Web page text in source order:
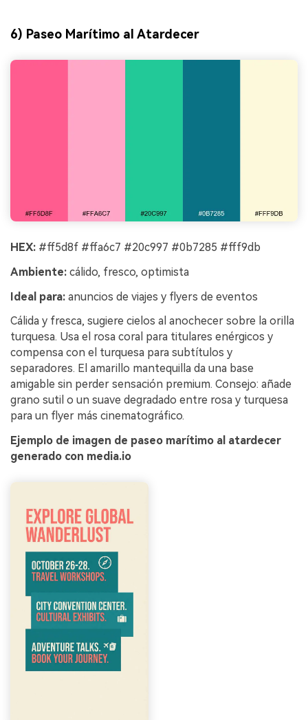
6) Paseo Marítimo al Atardecer
HEX: #ff5d8f #ffa6c7 #20c997 #0b7285 #fff9db
Ambiente: cálido, fresco, optimista
Ideal para: anuncios de viajes y flyers de eventos
Cálida y fresca, sugiere cielos al anochecer sobre la orilla
turquesa. Usa el rosa coral para titulares enérgicos y
compensa con el turquesa para subtítulos y
separadores. El amarillo mantequilla da una base
amigable sin perder sensación premium. Consejo: añade
grano sutil o un suave degradado entre rosa y turquesa
para un flyer más cinematográfico.
Ejemplo de imagen de paseo marítimo al atardecer
generado con media.io